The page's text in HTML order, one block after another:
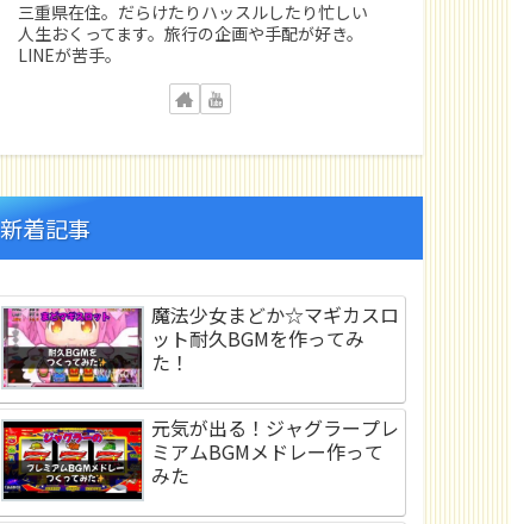
三重県在住。だらけたりハッスルしたり忙しい
人生おくってます。旅行の企画や手配が好き。
LINEが苦手。
新着記事
魔法少女まどか☆マギカスロ
ット耐久BGMを作ってみ
た！
元気が出る！ジャグラープレ
ミアムBGMメドレー作って
みた